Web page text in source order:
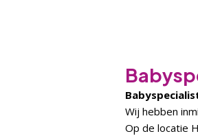
Wij hebben
Op de locatie